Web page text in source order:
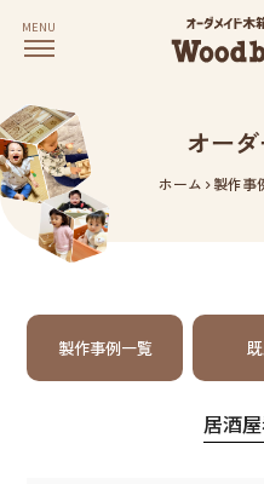
MENU
オー
ホーム 製作事
製作事例一覧
居酒